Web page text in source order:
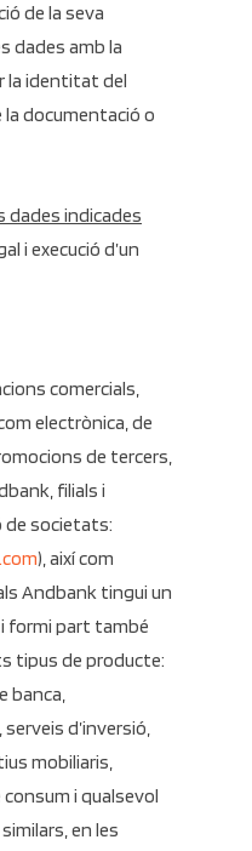
de la seva
dades amb la
la identitat del
documentació o
dades indicades
i execució d’un
comercials,
electrònica, de
de tercers,
filials i
de societats:
), així com
Andbank tingui un
i formi part també
tipus de producte:
banca,
d’inversió,
mobiliaris,
i qualsevol
en les